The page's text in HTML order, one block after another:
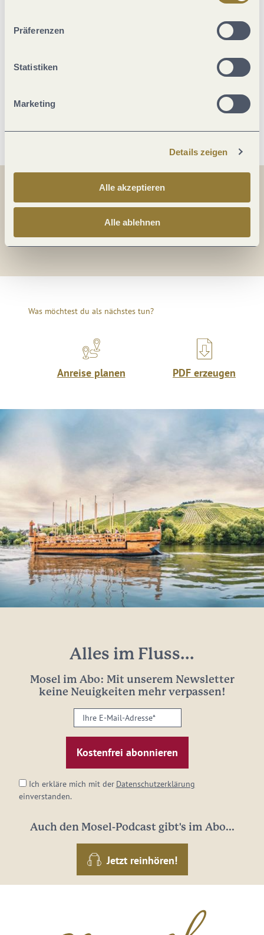
ablehnen" kann es zu Beeinträchtigungen in der Nutzung
Präferenzen
Statistiken
Marketing
Details zeigen
Alle akzeptieren
Alle ablehnen
Was möchtest du als nächstes tun?
Anreise planen PDF erzeugen
Alles im Fluss...
Mosel im Abo: Mit unserem Newsletter
keine Neuigkeiten mehr verpassen!
Ihre
E-
Mail-
Adresse:
Ich erkläre mich mit der Datenschutzerklärung
einverstanden.
Auch den Mosel-Podcast gibt's im Abo...
Jetzt reinhören!